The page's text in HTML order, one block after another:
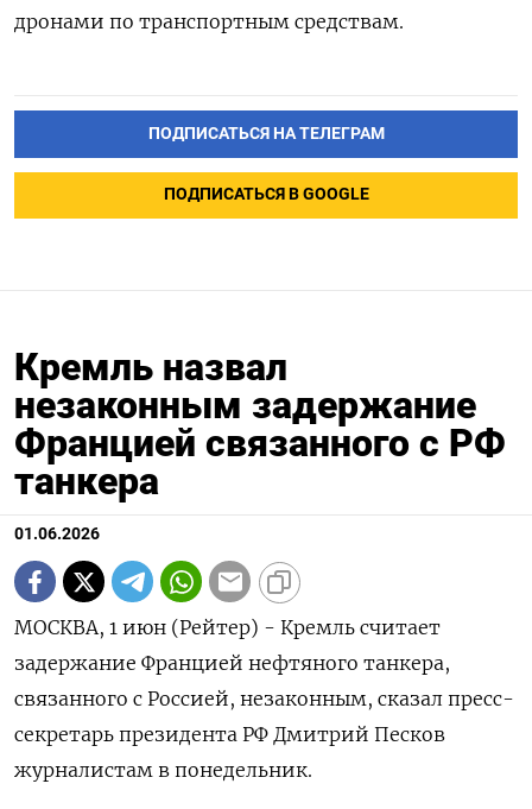
дронами по транспортным средствам.
ПОДПИСАТЬСЯ НА ТЕЛЕГРАМ
ПОДПИСАТЬСЯ В GOOGLE
Кремль назвал
незаконным задержание
Францией связанного с РФ
танкера
01.06.2026
МОСКВА, 1 июн (Рейтер) - Кремль считает
задержание Францией нефтяного танкера,
связанного ‌с Россией, незаконным, сказал пресс-
секретарь президента РФ Дмитрий Песков ​
журналистам в ​понедельник.